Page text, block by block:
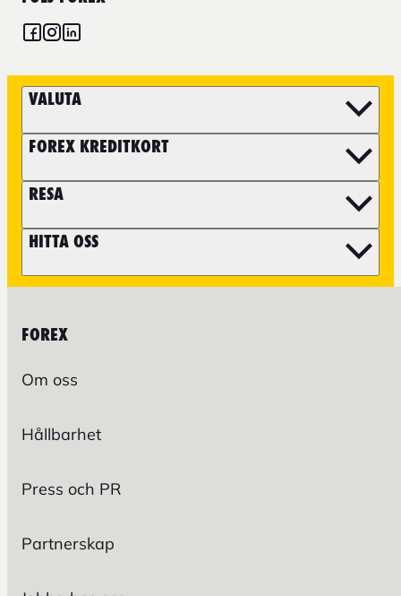
VALUTA
FOREX KREDITKORT
RESA
HITTA OSS
FOREX
Om oss
Hållbarhet
Press och PR
Partnerskap